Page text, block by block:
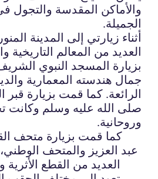
والأماكن المقدسة والتجول
الجميلة.
أثناء زيارتي إلى المدينة
العديد من المعالم التاريخية
بزيارة المسجد النبوي
جمال هندسته المعمارية
الرائعة. كما قمت بزيارة
صلى الله عليه وسلم وكانت
وروحانية.
كما قمت بزيارة متحف
عبد العزيز والمتحف
العديد من القطع الأثرية